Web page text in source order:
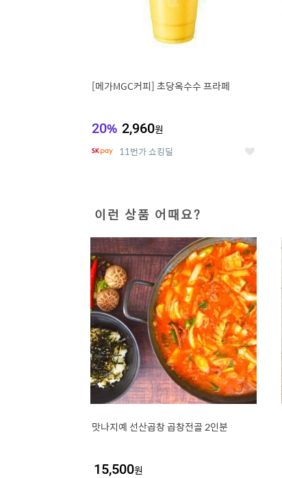
[메가MGC커피] 초당옥수수 프라페
20% 2,960원
11번가 쇼킹딜 좋
이런 상품 어때요?
맛나지예 선산곱창 곱창전골 2인분
15,500원